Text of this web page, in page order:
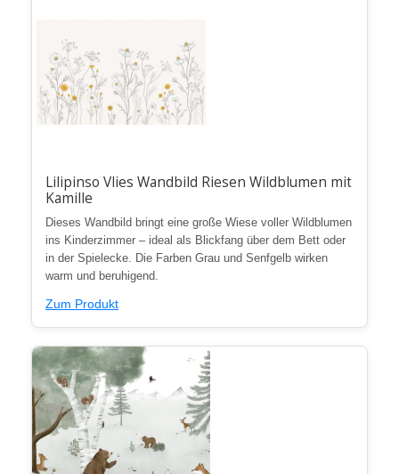
Lilipinso Vlies Wandbild Riesen Wildblumen mit
Kamille
Dieses Wandbild bringt eine große Wiese voller Wildblumen
ins Kinderzimmer – ideal als Blickfang über dem Bett oder
in der Spielecke. Die Farben Grau und Senfgelb wirken
warm und beruhigend.
Zum Produkt